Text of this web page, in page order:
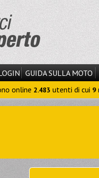
GUIDA SULLA MOTO
online 2.483 utenti di cui 9